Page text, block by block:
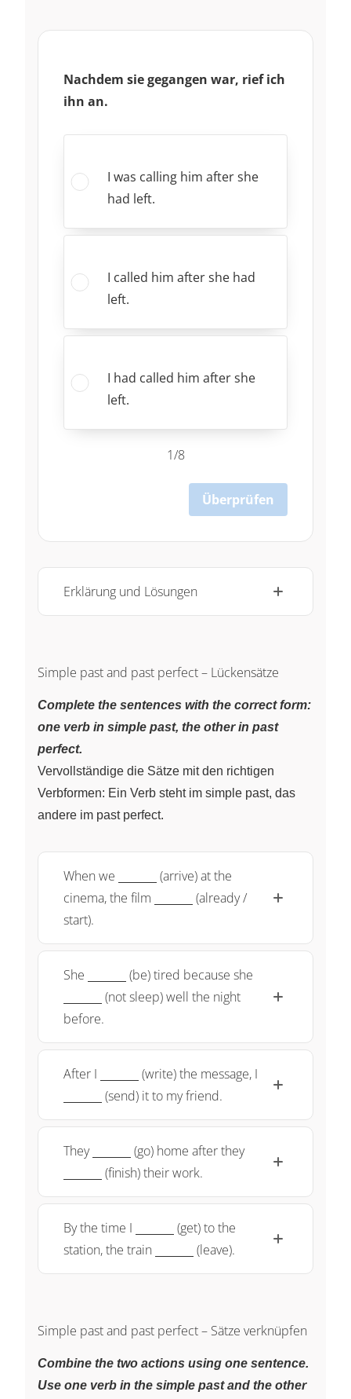
Nachdem sie gegangen war, rief ich
ihn an.
I was calling him after she
had left.
I called him after she had
left.
I had called him after she
left.
1/8
Überprüfen
Erklärung und Lösungen
Simple past and past perfect – Lückensätze
Complete the sentences with the correct form:
one verb in simple past, the other in past
perfect.
Vervollständige die Sätze mit den richtigen
Verbformen: Ein Verb steht im simple past, das
andere im past perfect.
When we \underline{~\qquad~}
(arrive) at the
cinema, the film
\underline{~\qquad~}
(already /
start).
She \underline{~\qquad~}
(be) tired because she
(not sleep) well the night
before.
After I \underline{~\qquad~}
(write) the message, I
(send) it to my friend.
They \underline{~\qquad~}
(go) home after they
(finish) their work.
By the time I \underline{~\qquad~}
(get) to the
station, the train
\underline{~\qquad~}
(leave).
Simple past and past perfect – Sätze verknüpfen
Combine the two actions using one sentence.
Use one verb in the simple past and the other